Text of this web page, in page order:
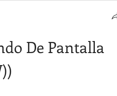
De Pantalla